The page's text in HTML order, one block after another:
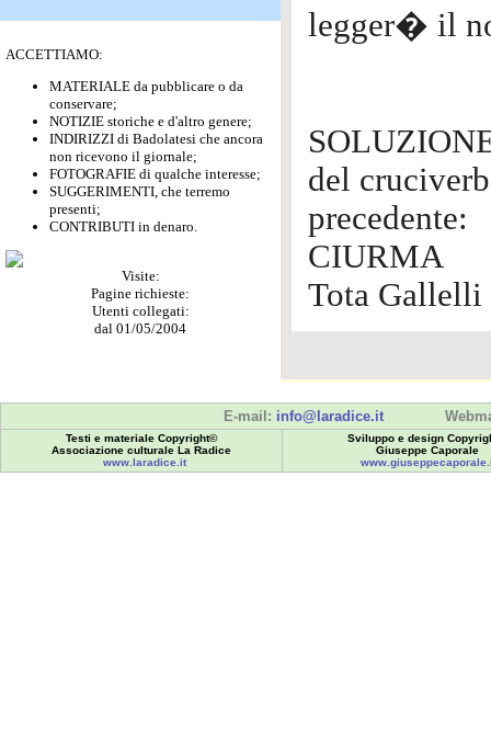
ACCETTIAMO:
MATERIALE da pubblicare o da
conservare;
NOTIZIE storiche e d'altro genere;
INDIRIZZI di Badolatesi che ancora
non ricevono il giornale;
FOTOGRAFIE di qualche interesse;
SUGGERIMENTI, che terremo
presenti;
CONTRIBUTI in denaro.
Visite:
Pagine richieste:
Utenti collegati:
dal 01/05/2004
legger� il
del
precedente:
CIURMA
Tota Gallelli
E-mail: info@laradice.it
Testi e materiale Copyright©
Associazione culturale La Radice
www.laradice.it
Sviluppo e design
Giuseppe Caporale